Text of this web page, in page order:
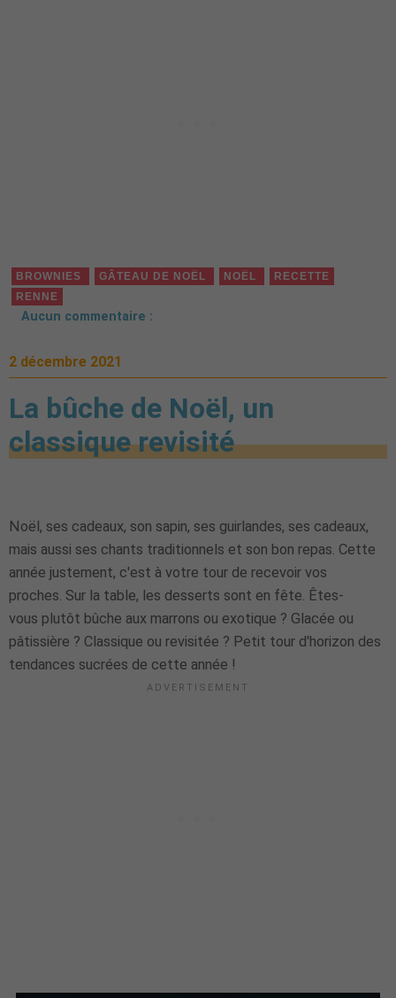
BROWNIES GÂTEAU DE NOËL NOËL
RECETTE
RENNE
Aucun commentaire :
2 décembre 2021
La bûche de Noël, un
classique revisité
Noël, ses cadeaux, son sapin, ses guirlandes, ses cadeaux,
mais aussi ses chants traditionnels et son bon repas. Cette
année justement, c'est à votre tour de recevoir vos
proches. Sur la table, les desserts sont en fête. Êtes-
vous plutôt bûche aux marrons ou exotique ? Glacée ou
pâtissière ? Classique ou revisitée ? Petit tour d'horizon des
tendances sucrées de cette année !